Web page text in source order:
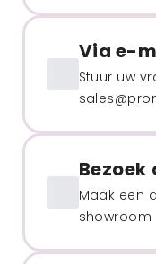
Via e-
Stuur uw
Bezoek
Maak een
showroom